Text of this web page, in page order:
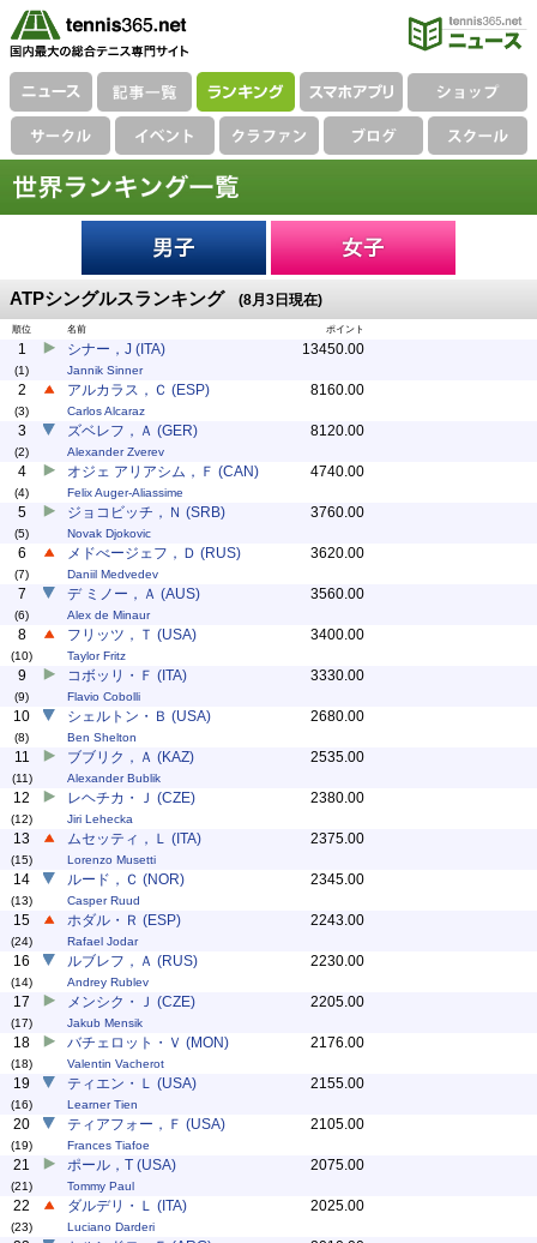
ATPシングルスランキング (8月3日現在)
順位 名前 ポイント
1
(1)
シナー，J (ITA)
Jannik Sinner
13450.00
2
(3)
アルカラス，Ｃ (ESP)
Carlos Alcaraz
8160.00
3
(2)
ズベレフ，Ａ (GER)
Alexander Zverev
8120.00
4
(4)
オジェ アリアシム，Ｆ (CAN)
Felix Auger-Aliassime
4740.00
5
(5)
ジョコビッチ，Ｎ (SRB)
Novak Djokovic
3760.00
6
(7)
メドべージェフ，Ｄ (RUS)
Daniil Medvedev
3620.00
7
(6)
デ ミノー，Ａ (AUS)
Alex de Minaur
3560.00
8
(10)
フリッツ，Ｔ (USA)
Taylor Fritz
3400.00
9
(9)
コボッリ・Ｆ (ITA)
Flavio Cobolli
3330.00
10
(8)
シェルトン・Ｂ (USA)
Ben Shelton
2680.00
11
(11)
ブブリク，Ａ (KAZ)
Alexander Bublik
2535.00
12
(12)
レヘチカ・Ｊ (CZE)
Jiri Lehecka
2380.00
13
(15)
ムセッティ，Ｌ (ITA)
Lorenzo Musetti
2375.00
14
(13)
ルード，Ｃ (NOR)
Casper Ruud
2345.00
15
(24)
ホダル・Ｒ (ESP)
Rafael Jodar
2243.00
16
(14)
ルブレフ，Ａ (RUS)
Andrey Rublev
2230.00
17
(17)
メンシク・Ｊ (CZE)
Jakub Mensik
2205.00
18
(18)
バチェロット・Ｖ (MON)
Valentin Vacherot
2176.00
19
(16)
ティエン・Ｌ (USA)
Learner Tien
2155.00
20
(19)
ティアフォー，Ｆ (USA)
Frances Tiafoe
2105.00
21
(21)
ポール，T (USA)
Tommy Paul
2075.00
22
(23)
ダルデリ・Ｌ (ITA)
Luciano Darderi
2025.00